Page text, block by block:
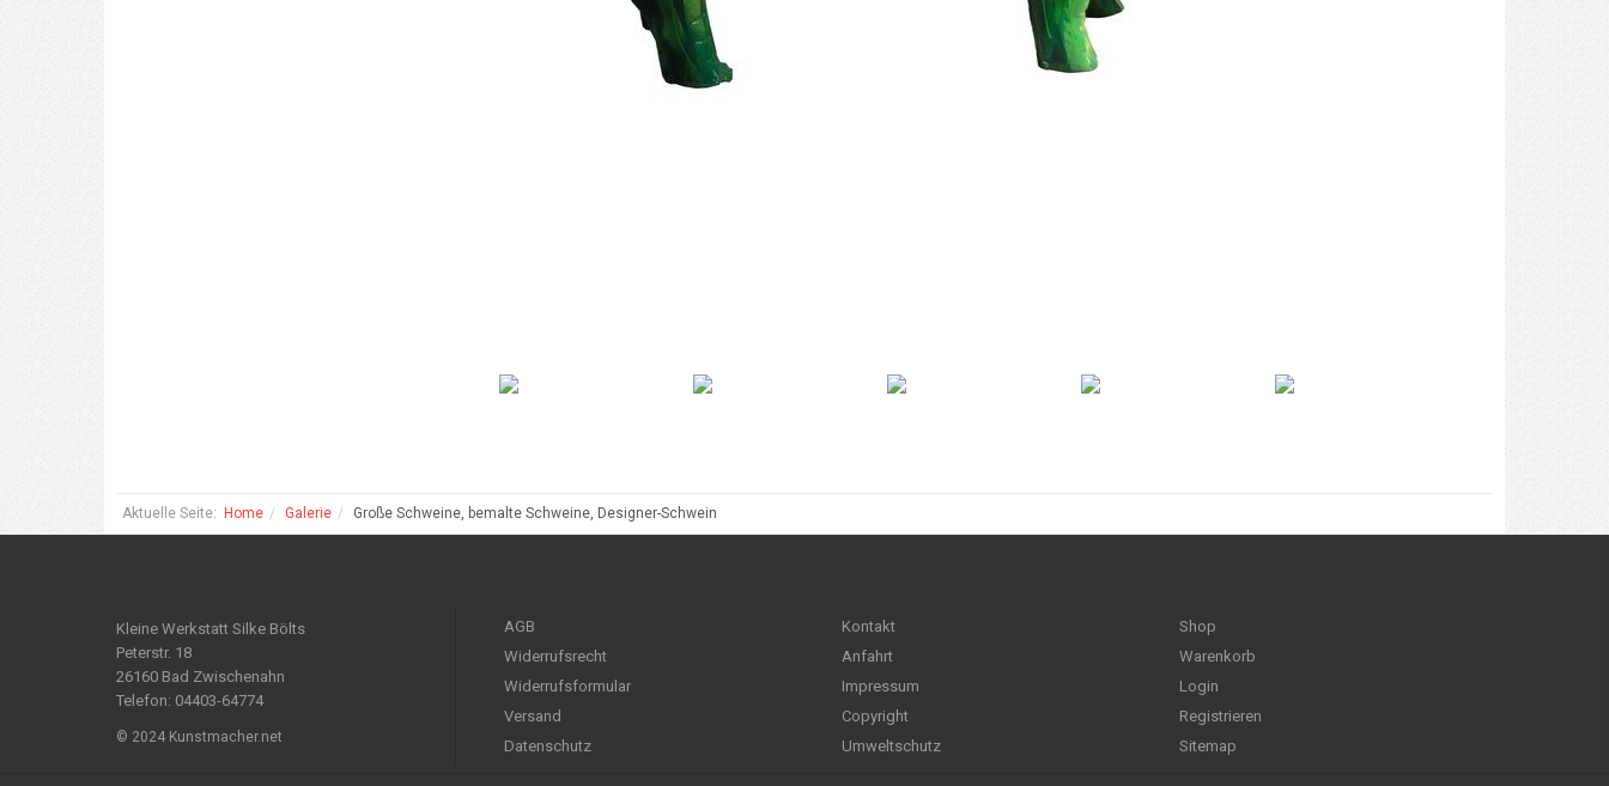
Aktuelle Seite: Home Galerie Große Schweine, bemalte Schweine, Designer-Schwein
Kleine Werkstatt Silke Bölts
Peterstr. 18
26160 Bad Zwischenahn
Telefon: 04403-64774
© 2024 Kunstmacher.net
AGB
Widerrufsrecht
Widerrufsformular
Versand
Datenschutz
Kontakt
Anfahrt
Impressum
Copyright
Umweltschutz
Shop
Warenkorb
Login
Registrieren
Sitemap